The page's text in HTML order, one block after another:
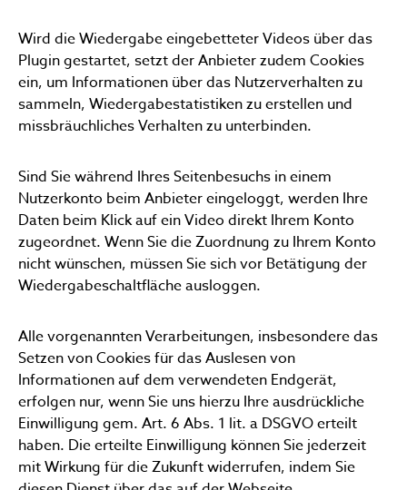
Wird die Wiedergabe eingebetteter Videos über das
Plugin gestartet, setzt der Anbieter zudem Cookies
ein, um Informationen über das Nutzerverhalten zu
sammeln, Wiedergabestatistiken zu erstellen und
missbräuchliches Verhalten zu unterbinden.
Sind Sie während Ihres Seitenbesuchs in einem
Nutzerkonto beim Anbieter eingeloggt, werden Ihre
Daten beim Klick auf ein Video direkt Ihrem Konto
zugeordnet. Wenn Sie die Zuordnung zu Ihrem Konto
nicht wünschen, müssen Sie sich vor Betätigung der
Wiedergabeschaltfläche ausloggen.
Alle vorgenannten Verarbeitungen, insbesondere das
Setzen von Cookies für das Auslesen von
Informationen auf dem verwendeten Endgerät,
erfolgen nur, wenn Sie uns hierzu Ihre ausdrückliche
Einwilligung gem. Art. 6 Abs. 1 lit. a DSGVO erteilt
haben. Die erteilte Einwilligung können Sie jederzeit
mit Wirkung für die Zukunft widerrufen, indem Sie